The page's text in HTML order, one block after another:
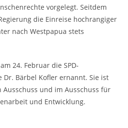
vorgelegt. Seitdem
die Einreise hochrangiger
nach Westpapua stets
24. Februar die SPD-
Dr. Bärbel Kofler ernannt. Sie ist
und im Ausschuss für
und Entwicklung.